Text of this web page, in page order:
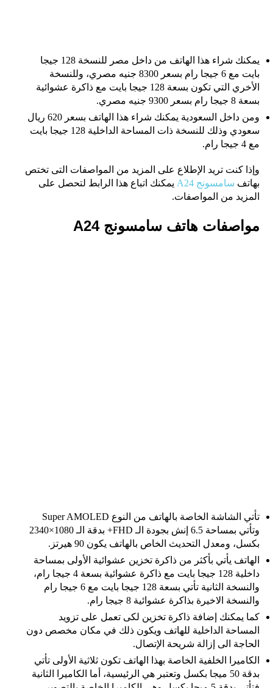
يمكنك شراء هذا الهاتف من داخل مصر للنسخة 128 جيجا
بايت مع 6 جيجا رام بسعر 8300 جنيه مصري، وللنسخة
الأخري التي تكون بسعة 128 جيجا بايت مع ذاكرة عشوائية
بسعة 8 جيجا رام بسعر 9300 جنيه مصري.
ومن داخل السعودية يمكنك شراء هذا الهاتف بسعر 620 ريال
سعودي وذلك للنسخة ذات المساحة الداخلية 128 جيجا بايت
مع 4 جيجا رام.
وإذا كنت تريد الإطلاع على المزيد من المواصفات التى تختص
بهاتف سامسونج A24
يمكنك اتباع هذا الرابط لتحصل على
المزيد من المواصفات.
مواصفات هاتف سامسونج A24
تأتي الشاشة الخاصة بالهاتف من النوع Super AMOLED
وتأتي بمساحة 6.5 إنش بجودة الـ FHD+ بدقة الـ 1080×2340
بكسل، ومعدل التحديث الخاص بالهاتف يكون 90 هيرتز.
الهاتف يأتي بأكثر من ذاكرة تخزين عشوائية الأولى بمساحة
داخلية 128 جيجا بايت مع ذاكرة عشوائية بسعة 4 جيجا رام،
والنسخة الثانية تأتي بسعة 128 جيجا بايت مع 6 جيجا رام
والنسخة الاخيرة بذاكرة عشوائية 8 جيجا رام.
كما يمكنك إضافة ذاكرة تخزين لكى تعمل على تزويد
المساحة الداخلية للهاتف ويكون ذلك في مكان مخصص دون
الحاجة الى إزالة شريحة الإتصال.
الكاميرا الخلفية الخاصة بهذا الهاتف تكون ثلاثية الأولى تأتي
بدقة 50 ميجا بكسل وتعتبر هي الرئيسية، أما الكاميرا الثانية